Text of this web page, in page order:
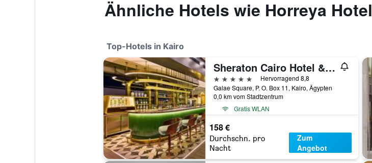
Ähnliche Hotels wie Horreya Hotel
Top-Hotels in Kairo
Sheraton Cairo Hotel & Casino
5 Sterne
Hervorragend 8,8
Galae Square, P. O. Box 11, Kairo, Ägypten
0,0 km vom Stadtzentrum
Gratis WLAN
158 €
Durchschn. pro
Nacht
Zum
Angebot